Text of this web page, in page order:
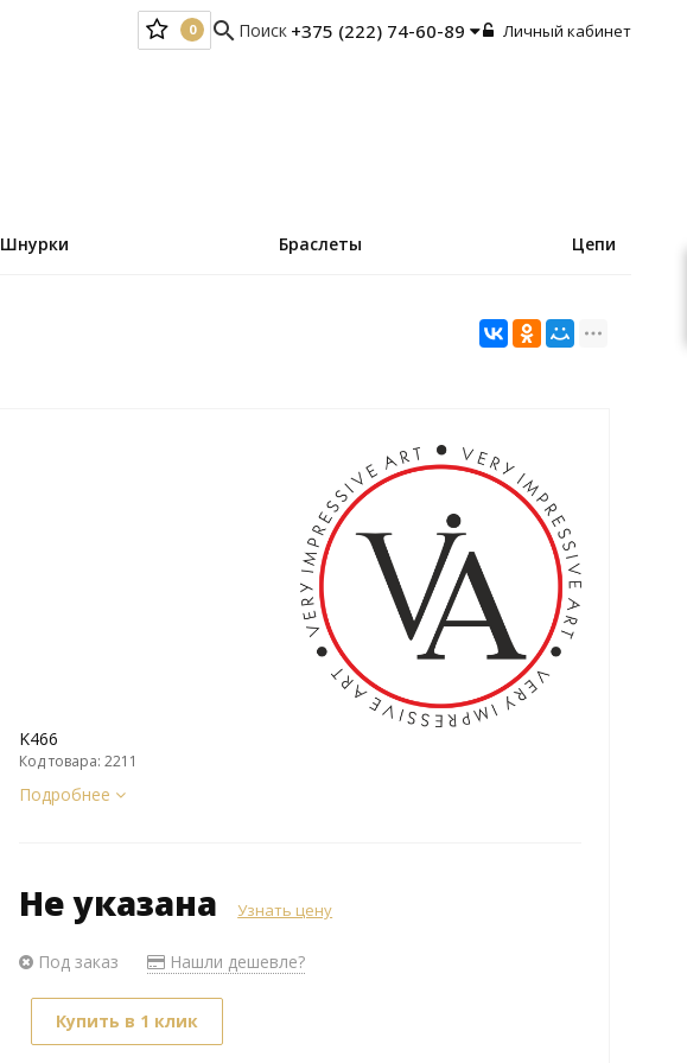
0
search Поиск +375 (222) 74-60-89 Личный кабинет
Шнурки Браслеты Цепи
K466
Код товара: 2211
Подробнее
Не указана Узнать цену
Под заказ Нашли дешевле?
Купить в 1 клик